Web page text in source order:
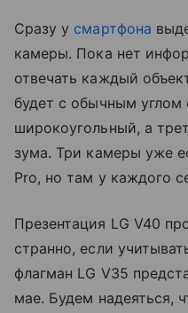
Сразу у смартфона
камеры. Пока нет
отвечать каждый
будет с обычным углом
широкоугольный, а
зума. Три камеры уже
Pro, но там у каждого
Презентация LG V40
странно, если
флагман LG V35
мае. Будем надеяться,